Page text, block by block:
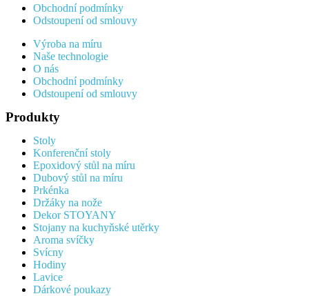
Obchodní podmínky
Odstoupení od smlouvy
Výroba na míru
Naše technologie
O nás
Obchodní podmínky
Odstoupení od smlouvy
Produkty
Stoly
Konferenční stoly
Epoxidový stůl na míru
Dubový stůl na míru
Prkénka
Držáky na nože
Dekor STOYANY
Stojany na kuchyňské utěrky
Aroma svíčky
Svícny
Hodiny
Lavice
Dárkové poukazy